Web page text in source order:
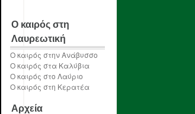
Ο καιρός στη
Λαυρεωτική
Ο καιρός στην Ανάβυσσο
Ο καιρός στα Καλύβια
Ο καιρός στο Λαύριο
Ο καιρός στη Κερατέα
Αρχεία